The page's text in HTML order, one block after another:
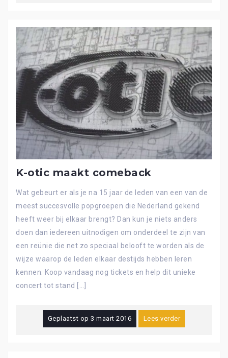
K-otic maakt comeback
Wat gebeurt er als je na 15 jaar de leden van een van de
meest succesvolle popgroepen die Nederland gekend
heeft weer bij elkaar brengt? Dan kun je niets anders
doen dan iedereen uitnodigen om onderdeel te zijn van
een reünie die net zo speciaal belooft te worden als de
wijze waarop de leden elkaar destijds hebben leren
kennen. Koop vandaag nog tickets en help dit unieke
concert tot stand […]
Geplaatst op3 maart 2016 Lees verder